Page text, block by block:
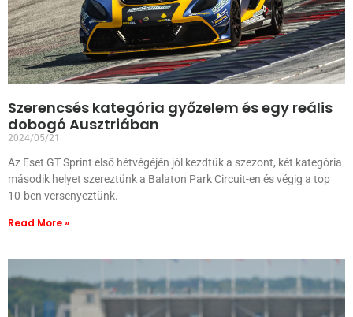
Szerencsés kategória győzelem és egy reális
dobogó Ausztriában
2024/05/21
Az Eset GT Sprint első hétvégéjén jól kezdtük a szezont, két kategória
második helyet szereztünk a Balaton Park Circuit-en és végig a top
10-ben versenyeztünk.
Read More »